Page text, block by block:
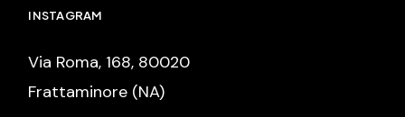
INSTAGRAM
Via Roma, 168, 80020
Frattaminore (NA)